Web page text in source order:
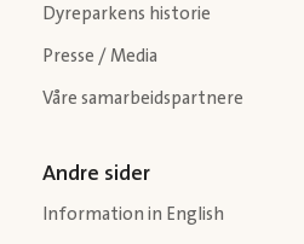
Dyreparkens historie
Presse / Media
Våre samarbeidspartnere
Andre sider
Information in English